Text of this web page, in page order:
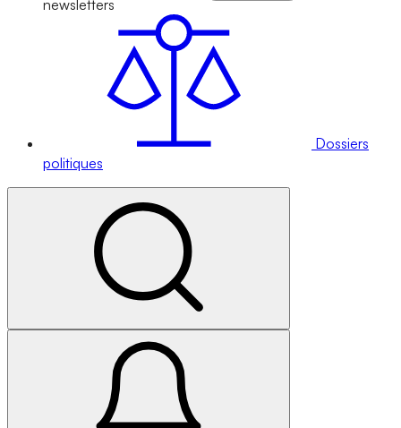
newsletters
Dossiers
politiques